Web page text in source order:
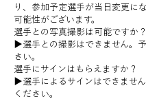
り、参加予定選手が当日変更に
可能性がございます。
選手との写真撮影は可能ですか？
▶︎選手との撮影はできません。
さい。
選手にサインはもらえますか？
▶︎選手によるサインはできませ
ください。